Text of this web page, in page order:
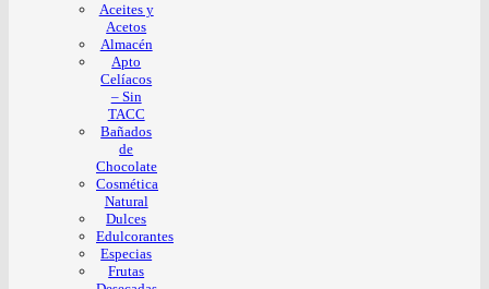
Aceites y
Acetos
Almacén
Apto
Celíacos
– Sin
TACC
Bañados
de
Chocolate
Cosmética
Natural
Dulces
Edulcorantes
Especias
Frutas